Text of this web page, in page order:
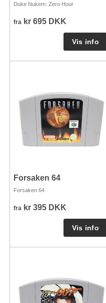
Duke Nukem: Zero Hour
fra kr 695 DKK
Forsaken 64
Forsaken 64
fra kr 395 DKK